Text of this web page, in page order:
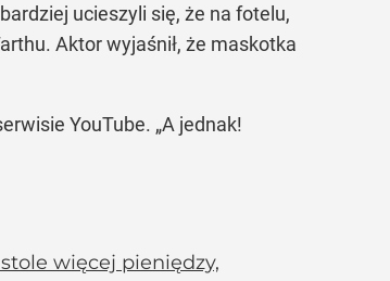
ucieszyli się, że na fotelu,
Aktor wyjaśnił, że maskotka
YouTube. „A jednak!
więcej pieniędzy,